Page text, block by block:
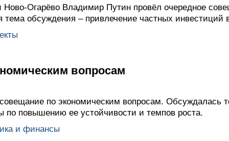
Ново-Огарёво Владимир Путин провёл очередное
тема обсуждения – привлечение частных инвестиций
вопросам
по экономическим вопросам. Обсуждалась
по повышению ее устойчивости и темпов роста.
и финансы